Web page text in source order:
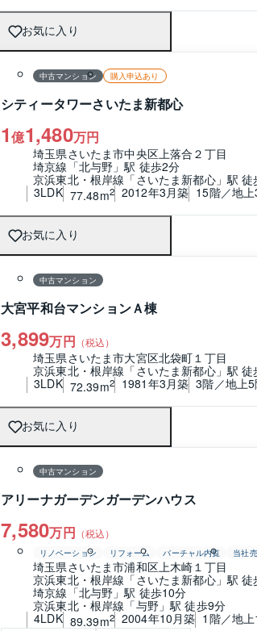
お気に入り
中古マンション 購入申込あり
シティータワーさいたま新都心
1億1,480万円
埼玉県さいたま市中央区上落合２丁目
埼京線「北与野」駅 徒歩2分
京浜東北・根岸線「さいたま新都心」駅 徒
3LDK 77.48m2 2012年3月築 15階／地
お気に入り
中古マンション
大宮平和台マンションＡ棟
3,899万円 （税込）
埼玉県さいたま市大宮区北袋町１丁目
京浜東北・根岸線「さいたま新都心」駅 徒
3LDK 72.39m2 1981年3月築 3階／地上
お気に入り
中古マンション
アリーナガーデンガーデンハウス
7,580万円 （税込）
リノベーション リフォーム バーチャル内覧 当社
埼玉県さいたま市浦和区上木崎１丁目
京浜東北・根岸線「さいたま新都心」駅 徒
埼京線「北与野」駅 徒歩10分
京浜東北・根岸線「与野」駅 徒歩9分
4LDK 89.39m2 2004年10月築 1階／地